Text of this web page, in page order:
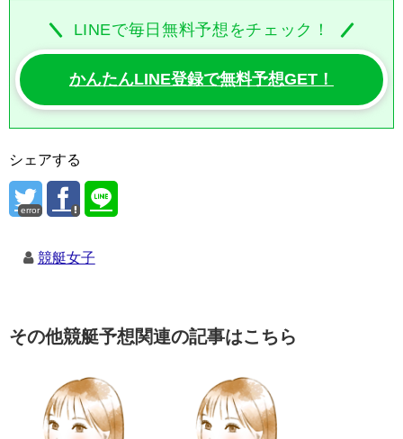
LINEで毎日無料予想をチェック！
かんたんLINE登録で無料予想GET！
シェアする
error
競艇女子
その他競艇予想関連の記事はこちら